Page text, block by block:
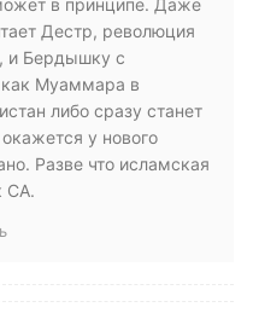
Дестр, революция
и Бердышку с
как Муаммара в
либо сразу станет
у нового
Разве что исламская
СА.